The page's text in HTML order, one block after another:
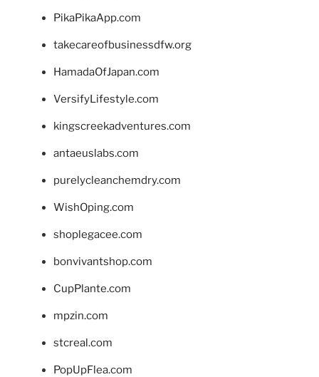
PikaPikaApp.com
takecareofbusinessdfw.org
HamadaOfJapan.com
VersifyLifestyle.com
kingscreekadventures.com
antaeuslabs.com
purelycleanchemdry.com
WishOping.com
shoplegacee.com
bonvivantshop.com
CupPlante.com
mpzin.com
stcreal.com
PopUpFlea.com